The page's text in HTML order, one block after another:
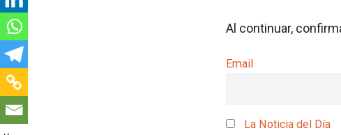
Al continuar,
Email
La Noticia del Día